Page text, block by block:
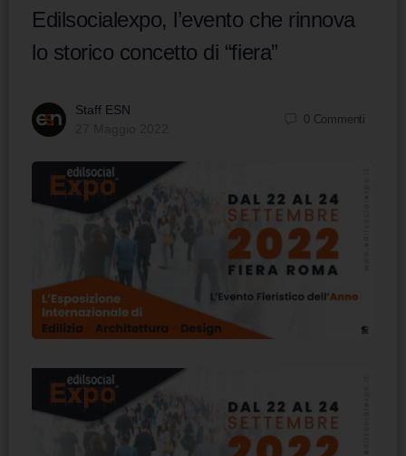
Edilsocialexpo, l’evento che rinnova
lo storico concetto di “fiera”
Staff ESN
0 Commenti